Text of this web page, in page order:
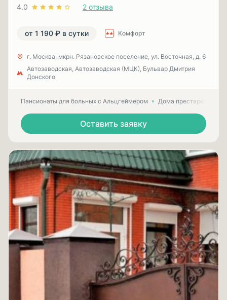
4.0 2 отзыва
от 1 190 ₽ в сутки Комфорт
г. Москва, мкрн. Рязановское поселение, ул. Восточная, д. 6
Автозаводская, Автозаводская (МЦК), Бульвар Дмитрия
Донского
Пансионаты для больных с Альцгеймером Дома престарелых
Оставить заявку